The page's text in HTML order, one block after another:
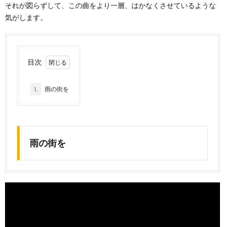
それが図らずして、この曲をより一層、はかなくさせているような
気がします。
目次
1. 雨の街を
雨の街を